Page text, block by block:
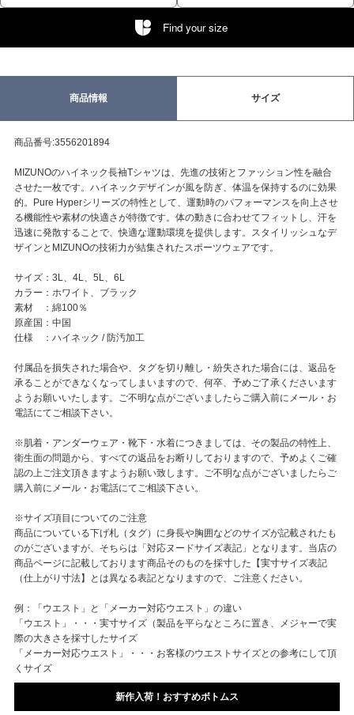
Find your size
商品情報 サイズ
商品番号:3556201894
MIZUNOのハイネック長袖Tシャツは、先進の技術とファッション性を融合
させた一枚です。ハイネックデザインが風を防ぎ、体温を保持するのに効果
的。Pure Hyperシリーズの特性として、運動時のパフォーマンスを向上させ
る機能性や素材の快適さが特徴です。体の動きに合わせてフィットし、汗を
迅速に発散することで、快適な運動環境を提供します。スタイリッシュなデ
ザインとMIZUNOの技術力が結集されたスポーツウェアです。
サイズ：3L、4L、5L、6L
カラー：ホワイト、ブラック
素材 ：綿100％
原産国：中国
仕様 ：ハイネック / 防汚加工
付属品を損失された場合や、タグを切り離し・紛失された場合には、返品を
承ることができなくなってしまいますので、何卒、予めご了承くださいます
ようお願いいたします。ご不明な点がございましたらご購入前にメール・お
電話にてご相談下さい。
※肌着・アンダーウェア・靴下・水着につきましては、その製品の特性上、
衛生面の問題から、すべての返品をお断りしておりますので、予めよくご確
認の上ご注文頂きますようお願い致します。ご不明な点がございましたらご
購入前にメール・お電話にてご相談下さい。
※サイズ項目についてのご注意
商品についている下げ札（タグ）に身長や胸囲などのサイズが記載されたも
のがございますが、そちらは「対応ヌードサイズ表記」となります。当店の
商品ページに記載しております商品そのものを採寸した【実寸サイズ表記
（仕上がり寸法】とは異なる表記となりますので、ご注意ください。
例：「ウエスト」と「メーカー対応ウエスト」の違い
「ウエスト」・・・実寸サイズ（製品を平らなところに置き、メジャーで実
際の大きさを採寸したサイズ
「メーカー対応ウエスト」・・・お客様のウエストサイズとの参考にして頂
くサイズ
新作入荷！おすすめボトムス